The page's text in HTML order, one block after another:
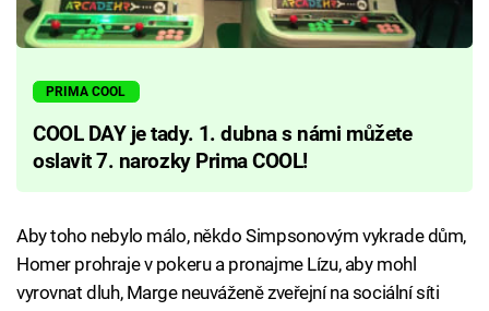
PRIMA COOL
COOL DAY je tady. 1. dubna s námi můžete
oslavit 7. narozky Prima COOL!
Aby toho nebylo málo, někdo Simpsonovým vykrade dům,
Homer prohraje v pokeru a pronajme Lízu, aby mohl
vyrovnat dluh, Marge neuváženě zveřejní na sociální síti